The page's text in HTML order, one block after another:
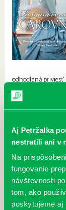
Aj Petržalka
nestratili ani v
Na
fungovanie
návštevnosti
tom, ako
poskytujeme aj
odhodlaná priviesť
modernú krajinu.
Mária sa ocitne
svojho života.